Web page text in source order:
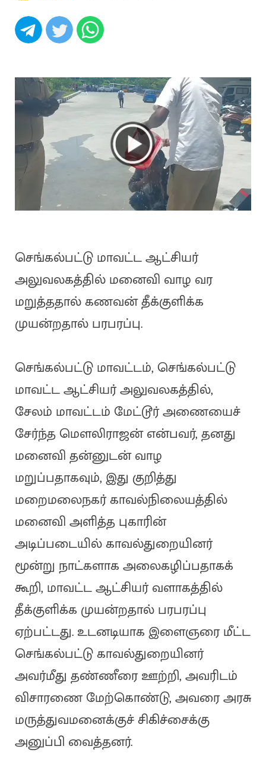
செங்கல்பட்டு மாவட்ட ஆட்சியர்
அலுவலகத்தில் மனைவி வாழ வர
மறுத்ததால் கணவன் தீக்குளிக்க
முயன்றதால் பரபரப்பு.
செங்கல்பட்டு மாவட்டம், செங்கல்பட்டு
மாவட்ட ஆட்சியர் அலுவலகத்தில்,
சேலம் மாவட்டம் மேட்டூர் அணையைச்
சேர்ந்த மௌலிராஜன் என்பவர், தனது
மனைவி தன்னுடன் வாழ
மறுப்பதாகவும், இது குறித்து
மறைமலைநகர் காவல்நிலையத்தில்
மனைவி அளித்த புகாரின்
அடிப்படையில் காவல்துறையினர்
மூன்று நாட்களாக அலைகழிப்பதாகக்
கூறி, மாவட்ட ஆட்சியர் வளாகத்தில்
தீக்குளிக்க முயன்றதால் பரபரப்பு
ஏற்பட்டது. உடனடியாக இளைஞரை மீட்ட
செங்கல்பட்டு காவல்துறையினர்
அவர்மீது தண்ணீரை ஊற்றி, அவரிடம்
விசாரணை மேற்கொண்டு, அவரை அரசு
மருத்துவமனைக்குச் சிகிச்சைக்கு
அனுப்பி வைத்தனர்.